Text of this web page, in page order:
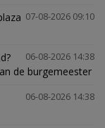
07-08-2026 09:10
06-08-2026 14:38
de burgemeester
06-08-2026 14:38